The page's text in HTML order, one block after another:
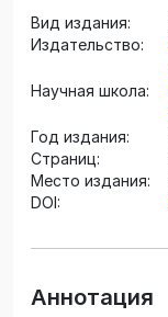
Вид издания:
Издательство:
Научная школа:
Год издания:
Страниц:
Место издания:
DOI:
Аннотация